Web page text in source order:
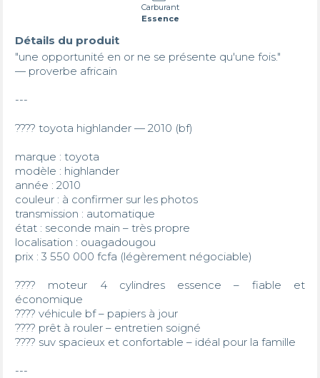
Carburant
Essence
Détails du produit
"une opportunité en or ne se présente qu'une fois."
— proverbe africain
---
???? toyota highlander — 2010 (bf)
marque : toyota
modèle : highlander
année : 2010
couleur : à confirmer sur les photos
transmission : automatique
état : seconde main – très propre
localisation : ouagadougou
prix : 3 550 000 fcfa (légèrement négociable)
???? moteur 4 cylindres essence – fiable et
économique
???? véhicule bf – papiers à jour
???? prêt à rouler – entretien soigné
???? suv spacieux et confortable – idéal pour la famille
---